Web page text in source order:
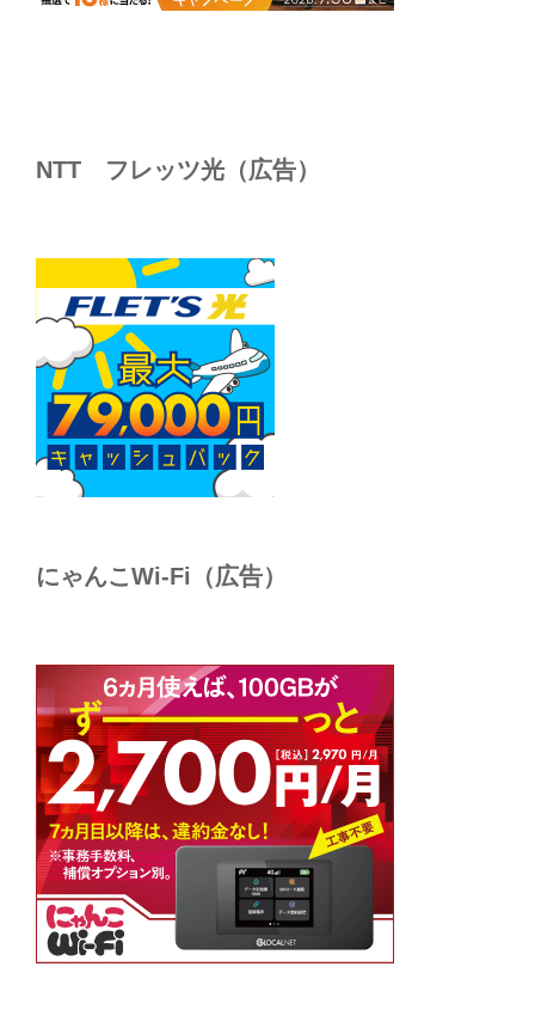
NTT フレッツ光（広告）
にゃんこWi-Fi（広告）